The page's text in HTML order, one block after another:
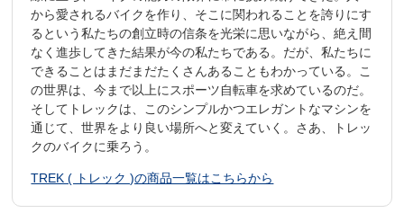
から愛されるバイクを作り、そこに関われることを誇りにす
るという私たちの創立時の信条を光栄に思いながら、絶え間
なく進歩してきた結果が今の私たちである。だが、私たちに
できることはまだまだたくさんあることもわかっている。こ
の世界は、今まで以上にスポーツ自転車を求めているのだ。
そしてトレックは、このシンプルかつエレガントなマシンを
通じて、世界をより良い場所へと変えていく。さあ、トレッ
クのバイクに乗ろう。
TREK ( トレック )の商品一覧はこちらから